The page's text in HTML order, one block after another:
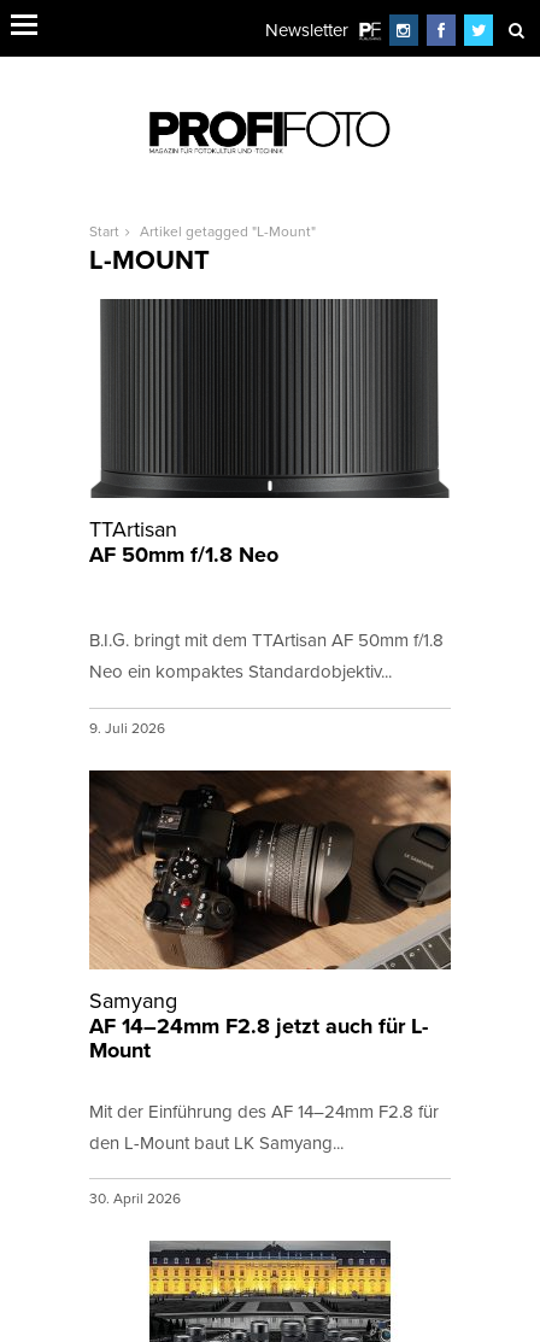
Newsletter
Start Artikel getagged "L-Mount"
L-MOUNT
TTArtisan
AF 50mm f/1.8 Neo
B.I.G. bringt mit dem TTArtisan AF 50mm f/1.8
Neo ein kompaktes Standardobjektiv...
9. Juli 2026
Samyang
AF 14–24mm F2.8 jetzt auch für L-
Mount
Mit der Einführung des AF 14–24mm F2.8 für
den L-Mount baut LK Samyang...
30. April 2026